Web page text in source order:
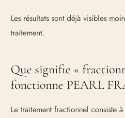
Les résultats sont déjà visibles
traitement.
Que signifie «
fonctionne PEARL
Le traitement fractionnel consiste à